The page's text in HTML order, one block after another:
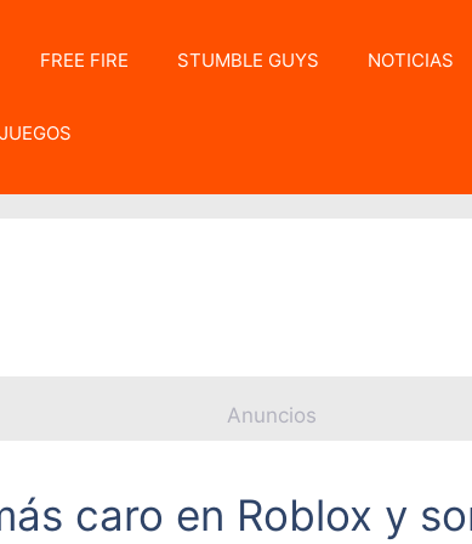
FREE FIRE STUMBLE GUYS NOTICIAS
JUEGOS
Anuncios
caro en Roblox y